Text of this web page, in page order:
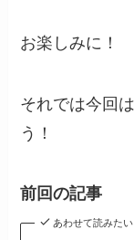
お楽しみに！
それでは今回
う！
前回の記事
あわせて読みたい